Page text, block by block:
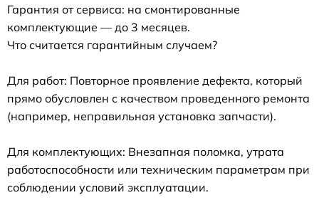
Гарантия от сервиса: на смонтированные
комплектующие — до 3 месяцев.
Что считается гарантийным случаем?
Для работ: Повторное проявление дефекта, который
прямо обусловлен с качеством проведенного ремонта
(например, неправильная установка запчасти).
Для комплектующих: Внезапная поломка, утрата
работоспособности или техническим параметрам при
соблюдении условий эксплуатации.